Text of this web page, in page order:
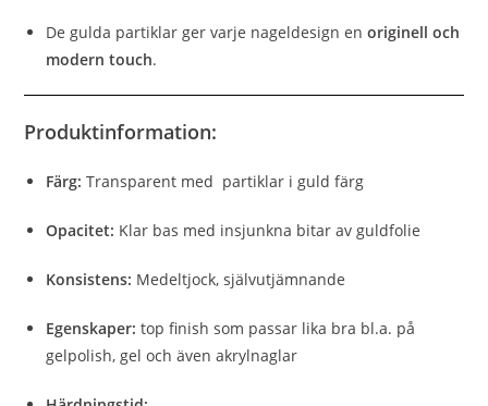
De gulda partiklar ger varje nageldesign enoriginell och
modern touch.
Produktinformation:
Färg: Transparent med partiklar i guld färg
Opacitet: Klar bas med insjunkna bitar av guldfolie
Konsistens: Medeltjock, självutjämnande
Egenskaper: top finish som passar lika bra bl.a. på
gelpolish, gel och även akrylnaglar